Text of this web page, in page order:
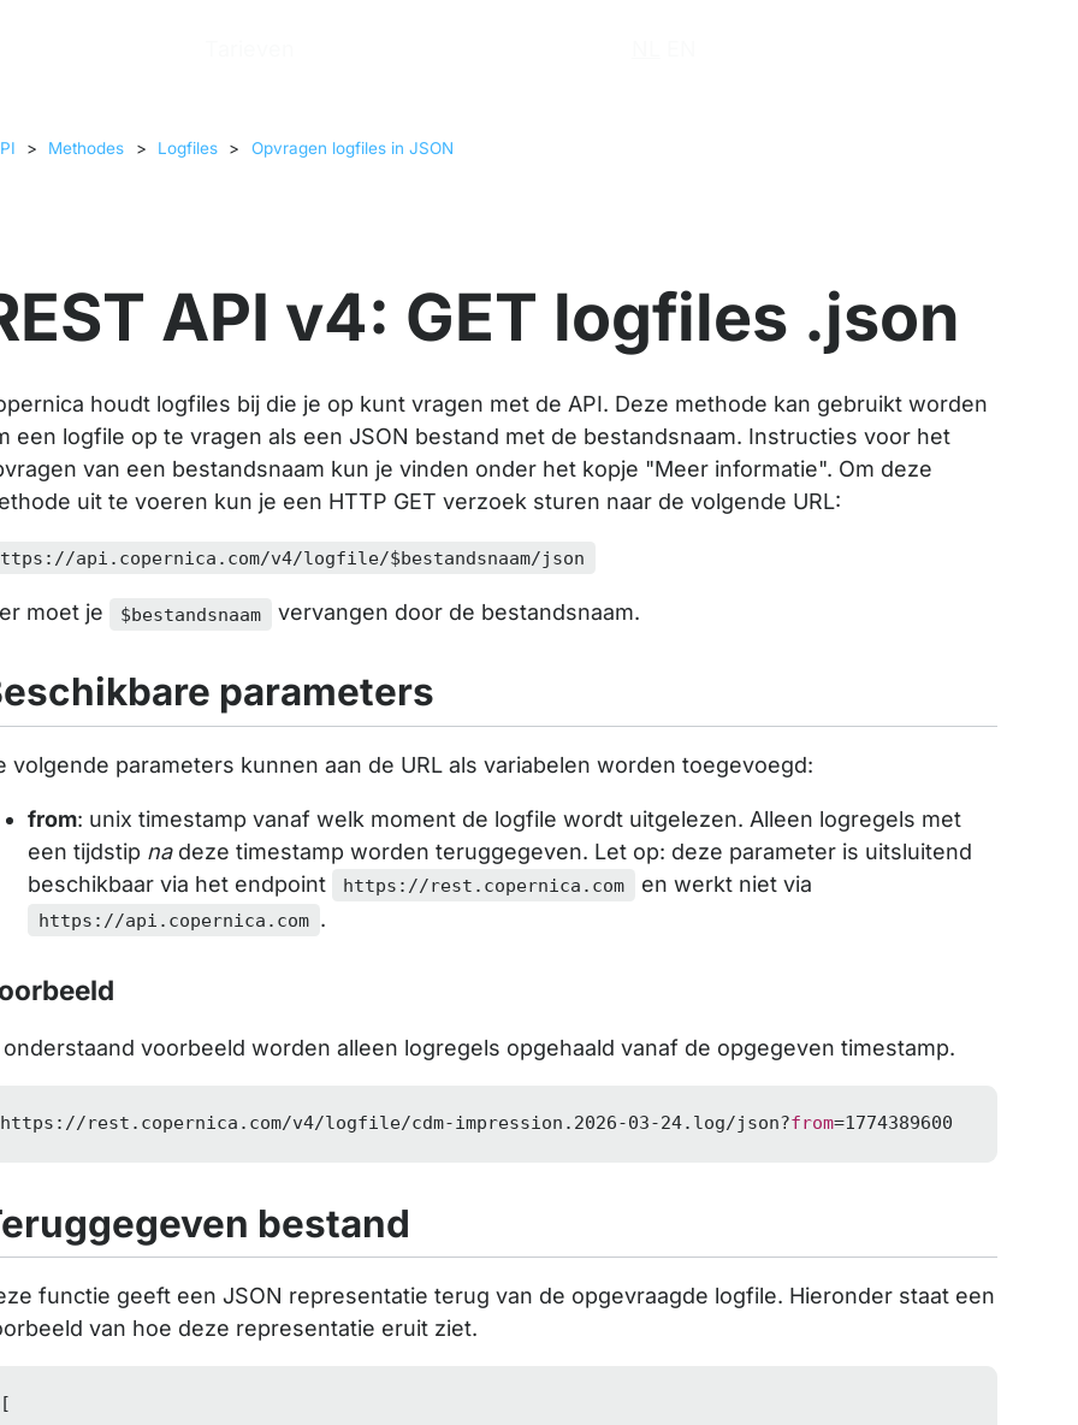
> Methodes > Logfiles > Opvragen logfiles in JSON
API v4: GET logfiles .json
houdt logfiles bij die je op kunt vragen met de API. Deze methode kan gebruikt worden
een logfile op te vragen als een JSON bestand met de bestandsnaam. Instructies voor het
van een bestandsnaam kun je vinden onder het kopje "Meer informatie". Om deze
uit te voeren kun je een HTTP GET verzoek sturen naar de volgende URL:
api.copernica.com/v4/logfile/$bestandsnaam/json
moet je $bestandsnaam vervangen door de bestandsnaam.
parameters
volgende parameters kunnen aan de URL als variabelen worden toegevoegd:
from: unix timestamp vanaf welk moment de logfile wordt uitgelezen. Alleen logregels met
een tijdstip nadeze timestamp worden teruggegeven. Let op: deze parameter is uitsluitend
beschikbaar via het endpoint
https://rest.copernica.com en werkt niet via
https://api.copernica.com .
onderstaand voorbeeld worden alleen logregels opgehaald vanaf de opgegeven timestamp.
https: //rest.copernica.com/v4/logfile/cdm-impression .2026-03-24. log/json?from=1774389600
bestand
functie geeft een JSON representatie terug van de opgevraagde logfile. Hieronder staat een
van hoe deze representatie eruit ziet.
[